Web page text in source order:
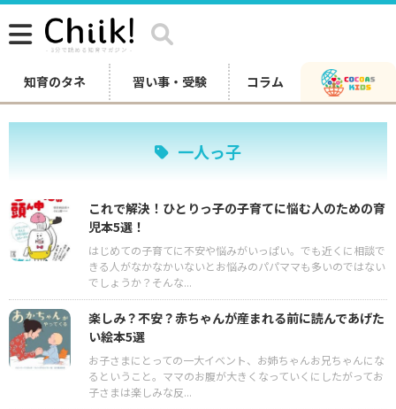
知育のタネ 習い事・受験 コラム
一人っ子
これで解決！ひとりっ子の子育てに悩む人のための育
児本5選！
はじめての子育てに不安や悩みがいっぱい。でも近くに相談で
きる人がなかなかいないとお悩みのパパママも多いのではない
でしょうか？そんな...
楽しみ？不安？赤ちゃんが産まれる前に読んであげた
い絵本5選
お子さまにとっての一大イベント、お姉ちゃんお兄ちゃんにな
るということ。ママのお腹が大きくなっていくにしたがってお
子さまは楽しみな反...